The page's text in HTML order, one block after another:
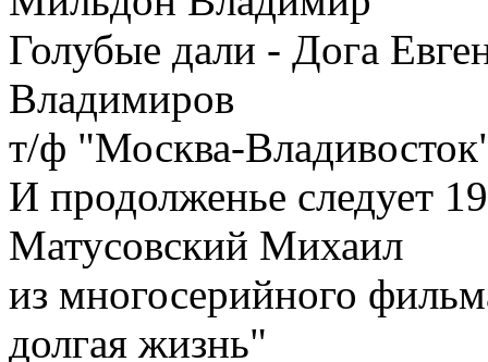
Голубые дали - Дога
Владимиров
т/ф "Москва-
И продолженье следует
Матусовский Михаил
из многосерийного
долгая жизнь"